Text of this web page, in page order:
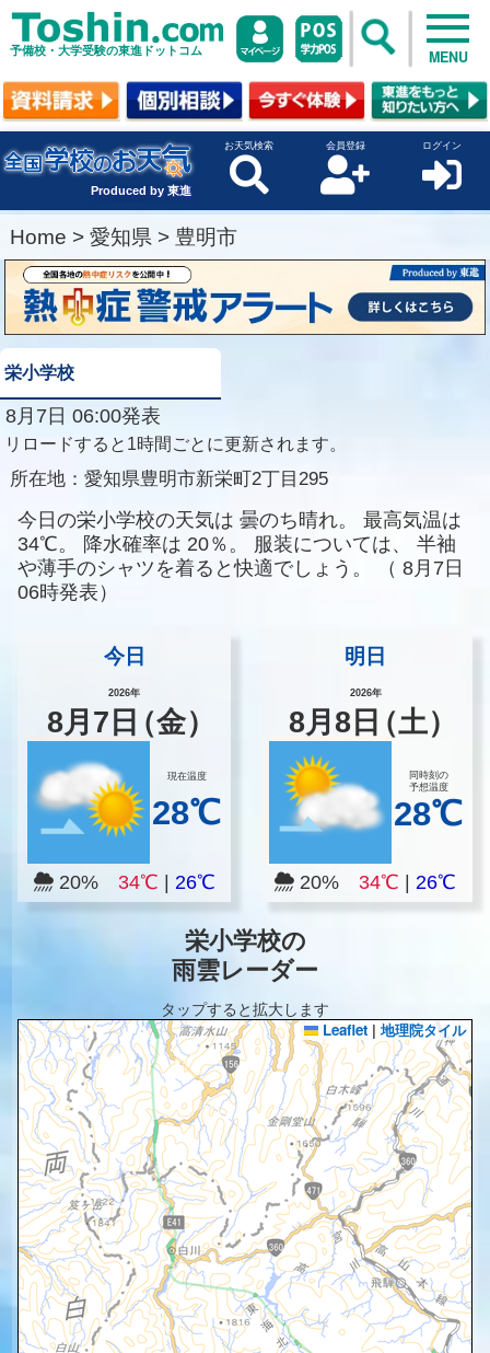
予備校・大学受験の東進ドットコム MENU
Produced by 東進
お天気検索 会員登録 ログイン
Home > 愛知県 > 豊明市
栄小学校
8月7日 06:00発表
リロードすると1時間ごとに更新されます。
所在地： 愛知県豊明市新栄町2丁目295
今日の栄小学校の天気は 曇のち晴れ。
最高気温は
34℃。
降水確率は 20％。 服装については、
半袖
や薄手のシャツを着ると快適でしょう。
（ 8月7日
06時発表）
今日
2026年
8月 7 日（金）
現在温度
28℃
20% 34℃ 26℃
明日
2026年
8月8 日（土）
同時刻の
予想温度
28℃
20% 34℃ |26℃
栄小学校の
雨雲レーダー
タップすると拡大します
Leaflet | 地理院タイル